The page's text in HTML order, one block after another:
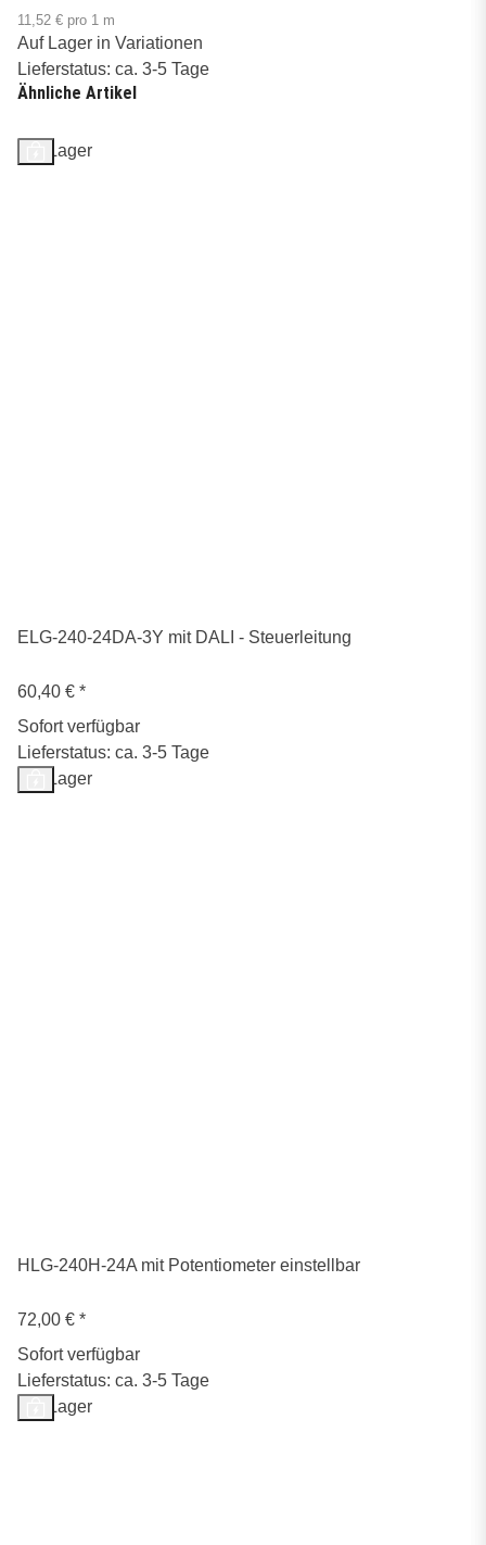
11,52 € pro 1 m
Auf Lager in Variationen
Lieferstatus: ca. 3-5 Tage
Ähnliche Artikel
Auf Lager
ELG-240-24DA-3Y mit DALI - Steuerleitung
60,40 € *
Sofort verfügbar
Lieferstatus: ca. 3-5 Tage
Auf Lager
HLG-240H-24A mit Potentiometer einstellbar
72,00 € *
Sofort verfügbar
Lieferstatus: ca. 3-5 Tage
Auf Lager